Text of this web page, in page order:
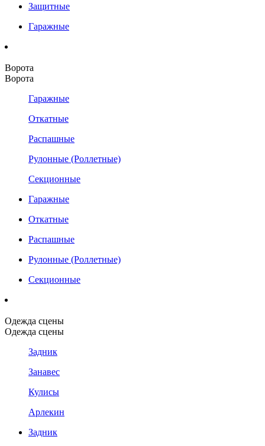
Защитные
Гаражные
Ворота
Ворота
Гаражные
Откатные
Распашные
Рулонные (Роллетные)
Секционные
Гаражные
Откатные
Распашные
Рулонные (Роллетные)
Секционные
Одежда сцены
Одежда сцены
Задник
Занавес
Кулисы
Арлекин
Задник